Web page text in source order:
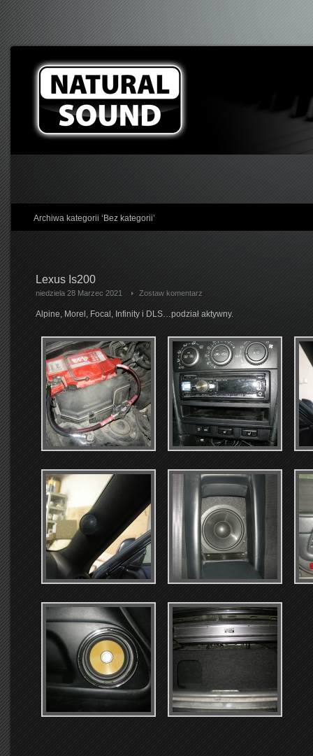
Archiwa kategorii ‘Bez kategorii’
Lexus Is200
niedziela 28 Marzec 2021 Zostaw komentarz
Alpine, Morel, Focal, Infinity i DLS…podział aktywny.